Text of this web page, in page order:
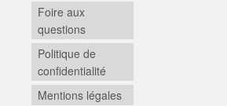
Foire aux
questions
Politique de
confidentialité
Mentions légales